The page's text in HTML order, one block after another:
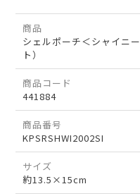
商品
シェルポーチ＜シャイニ
ト）
商品コード
441884
商品番号
KPSRSHWI2002SI
サイズ
約13.5×15cm